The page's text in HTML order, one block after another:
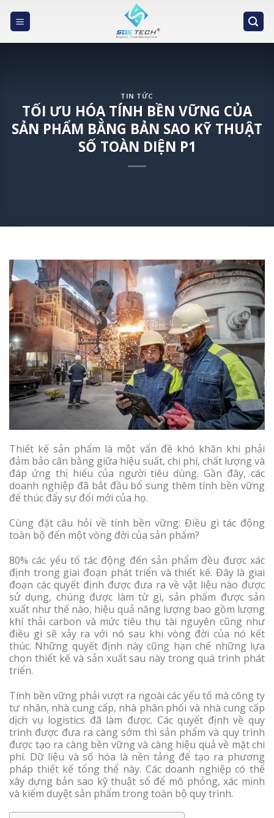
TIN TỨC
TỐI ƯU HÓA TÍNH BỀN VỮNG CỦA
SẢN PHẨM BẰNG BẢN SAO KỸ THUẬT
SỐ TOÀN DIỆN P1
Thiết kế sản phẩm là một vấn đề khó khăn khi phải
đảm bảo cân bằng giữa hiệu suất, chi phí, chất lượng và
đáp ứng thị hiếu của người tiêu dùng. Gần đây, các
doanh nghiệp đã bắt đầu bổ sung thêm tính bền vững
để thúc đẩy sự đổi mới của họ.
Cùng đặt câu hỏi về tính bền vững: Điều gì tác động
toàn bộ đến một vòng đời của sản phẩm?
80% các yếu tố tác động đến sản phẩm đều được xác
định trong giai đoạn phát triển và thiết kế. Đây là giai
đoạn các quyết định được đưa ra về vật liệu nào được
sử dụng, chúng được làm từ gì, sản phẩm được sản
xuất như thế nào, hiệu quả năng lượng bao gồm lượng
khí thải carbon và mức tiêu thụ tài nguyên cũng như
điều gì sẽ xảy ra với nó sau khi vòng đời của nó kết
thúc. Những quyết định này cũng hạn chế những lựa
chọn thiết kế và sản xuất sau này trong quá trình phát
triển.
Tính bền vững phải vượt ra ngoài các yếu tố mà công ty
tư nhân, nhà cung cấp, nhà phân phối và nhà cung cấp
dịch vụ logistics đã làm được. Các quyết định về quy
trình được đưa ra càng sớm thì sản phẩm và quy trình
được tạo ra càng bền vững và càng hiệu quả về mặt chi
phí. Dữ liệu và số hóa là nền tảng để tạo ra phương
pháp thiết kế tổng thể này. Các doanh nghiệp có thể
xây dựng bản sao kỹ thuật số để mô phỏng, xác minh
và kiểm duyệt sản phẩm trong toàn bộ quy trình.